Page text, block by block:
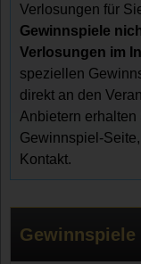
Verlosungen für
Gewinnspiele
Verlosungen im
speziellen
direkt an den
Anbietern
Gewinnspiel-
Kontakt.
Gewinnspiele